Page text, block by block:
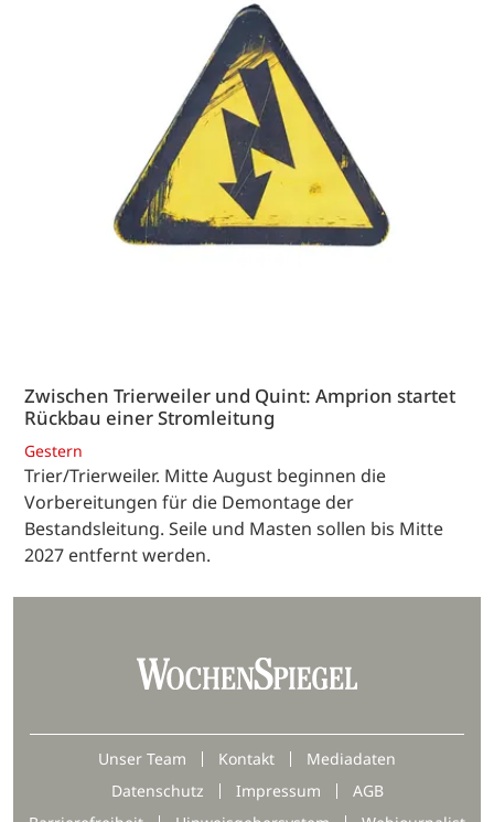
Zwischen Trierweiler und Quint: Amprion startet
Rückbau einer Stromleitung
Gestern
Trier/Trierweiler. Mitte August beginnen die
Vorbereitungen für die Demontage der
Bestandsleitung. Seile und Masten sollen bis Mitte
2027 entfernt werden.
Unser Team Kontakt
Mediadaten
Datenschutz
Impressum
AGB